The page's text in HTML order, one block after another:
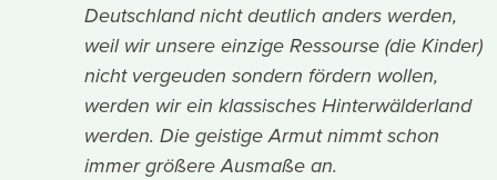
Deutschland nicht deutlich anders werden,
weil wir unsere einzige Ressourse (die Kinder)
nicht vergeuden sondern fördern wollen,
werden wir ein klassisches Hinterwälderland
werden. Die geistige Armut nimmt schon
immer größere Ausmaße an.